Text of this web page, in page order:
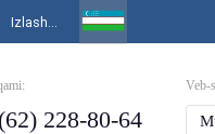
228-80-64
Veb-